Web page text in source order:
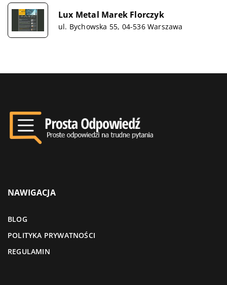
Lux Metal Marek Florczyk
ul. Bychowska 55, 04-536 Warszawa
NAWIGACJA
BLOG
POLITYKA PRYWATNOŚCI
REGULAMIN